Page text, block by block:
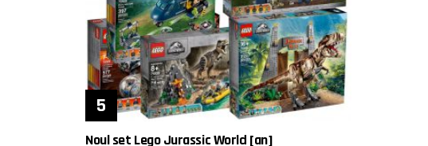
Noul set Lego Jurassic World [an]